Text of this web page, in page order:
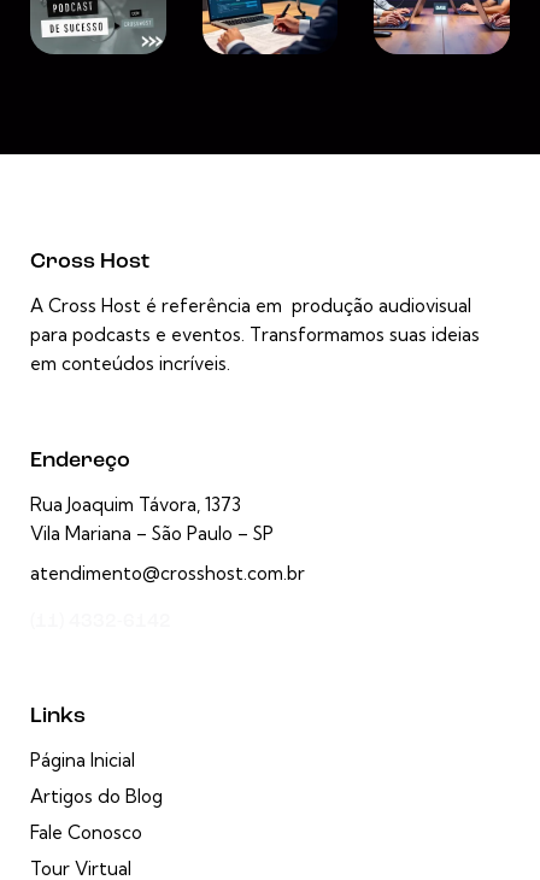
Cross Host
A Cross Host é referência em produção audiovisual
para podcasts e eventos. Transformamos suas ideias
em conteúdos incríveis.
Endereço
Rua Joaquim Távora, 1373
Vila Mariana – São Paulo – SP
atendimento@crosshost.com.br
Links
Página Inicial
Artigos do Blog
Fale Conosco
Tour Virtual